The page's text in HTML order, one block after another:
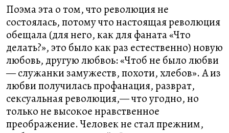
Поэма эта о том, что революция не
состоялась, потому что настоящая революция
обещала (для него, как для фаната «Что
делать?», это было как раз естественно) новую
любовь, другую любвоь: «Чтоб не было любви
— служанки замужеств, похоти, хлебов». А из
любви получилась профанация, разврат,
сексуальная революция,— что угодно, но
только не высокое нравственное
преображение. Человек не стал прежним,